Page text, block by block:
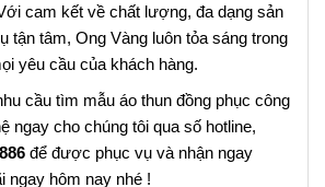
cam kết về chất lượng, đa dạng sản
tận tâm, Ong Vàng luôn tỏa sáng trong
yêu cầu của khách hàng.
cầu tìm mẫu áo thun đồng phục công
ngay cho chúng tôi qua số hotline,
để được phục vụ và nhận ngay
ngay hôm nay nhé !